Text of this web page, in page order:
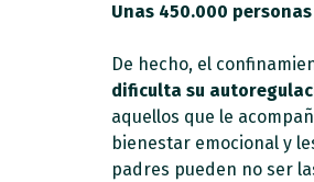
Unas 450.000
De hecho, el
dificulta su
aquellos que le
bienestar emocional y
padres pueden no ser